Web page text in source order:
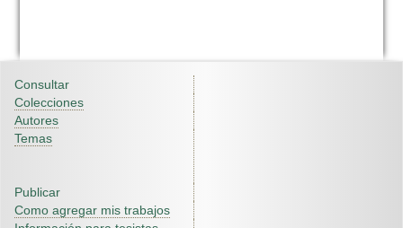
Consultar
Colecciones
Autores
Temas
Publicar
Como agregar mis trabajos